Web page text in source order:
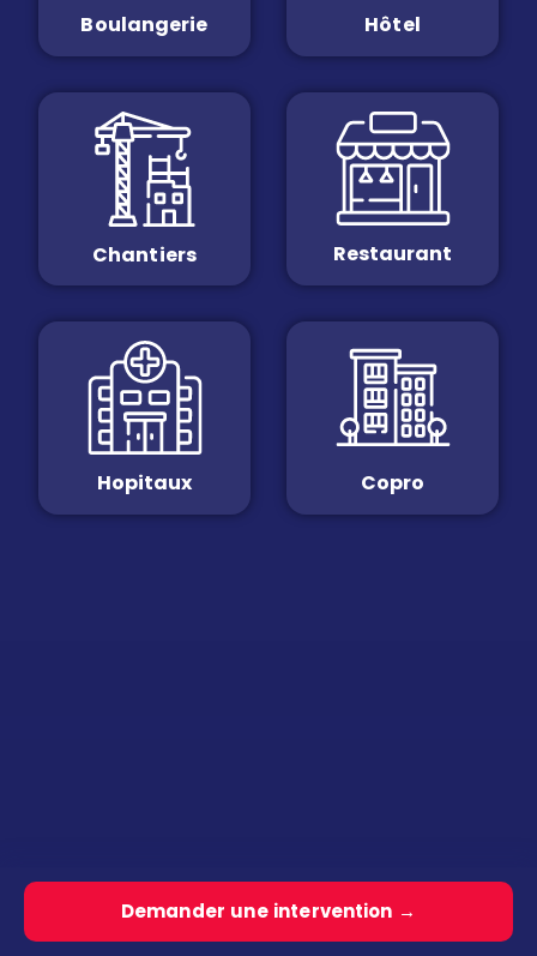
Boulangerie Hôtel
Chantiers Restaurant
Hopitaux Copro
Demander une intervention →